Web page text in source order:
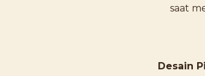
saat
Desain